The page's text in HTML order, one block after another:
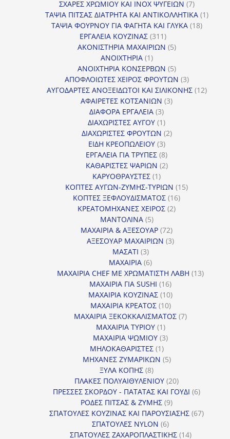
προϊόντα
ΣΧΑΡΕΣ ΧΡΩΜΙΟΥ ΚΑΙ INOX ΨΥΓΕΙΩΝ 77
προϊόντα
ΤΑΨΙΑ ΠΙΤΣΑΣ ΔΙΑΤΡΗΤΑ ΚΑΙ ΑΝΤΙΚΟΛΛΗΤΙΚΑ 11
ΤΑΨΙΑ ΦΟΥΡΝΟΥ ΓΙΑ ΦΑΓΗΤΑ ΚΑΙ ΓΛΥΚΑ 1818
ΕΡΓΑΛΕΙΑ ΚΟΥΖΙΝΑΣ 311311
προϊόντα
ΑΚΟΝΙΣΤΗΡΙΑ ΜΑΧΑΙΡΙΩΝ 55
ΑΝΟΙΧΤΗΡΙΑ 11
προϊόν
ΑΝΟΙΧΤΗΡΙΑ ΚΟΝΣΕΡΒΩΝ 55
προϊόντα
ΑΠΟΦΛΟΙΩΤΕΣ ΧΕΙΡΟΣ ΦΡΟΥΤΩΝ 33
προϊόντα
ΑΥΓΟΔΑΡΤΕΣ ΑΝΟΞΕΙΔΩΤΟΙ ΚΑΙ ΣΙΛΙΚΟΝΗΣ 1212
ΑΦΑΙΡΕΤΕΣ ΚΟΤΣΑΝΙΩΝ 33
ΔΙΑΦΟΡΑ ΕΡΓΑΛΕΙΑ 33
προϊόντα
ΔΙΑΧΩΡΙΣΤΕΣ ΑΥΓΟΥ 11
προϊόν
ΔΙΑΧΩΡΙΣΤΕΣ ΦΡΟΥΤΩΝ 22
ΕΙΔΗ ΚΡΕΟΠΩΛΕΙΟΥ 33
προϊόντα
ΕΡΓΑΛΕΙΑ ΓΙΑ ΤΡΥΠΕΣ 88
προϊόντα
ΚΑΘΑΡΙΣΤΕΣ ΨΑΡΙΩΝ 22
ΚΑΡΥΟΘΡΑΥΣΤΕΣ 11
προϊόν
ΚΟΠΤΕΣ ΑΥΓΩΝ-ΖΥΜΗΣ-ΤΥΡΙΩΝ 1515
ΚΟΠΤΕΣ ΞΕΦΛΟΥΔΙΣΜΑΤΟΣ 1616
ΚΡΕΑΤΟΜΗΧΑΝΕΣ ΧΕΙΡΟΣ 22
ΜΑΝΤΟΛΙΝΑ 55
προϊόντα
ΜΑΧΑΙΡΙΑ & ΑΞΕΣΟΥΑΡ 7272
προϊόντα
ΑΞΕΣΟΥΑΡ ΜΑΧΑΙΡΙΩΝ 33
ΜΑΣΑΤΙ 33
προϊόντα
ΜΑΧΑΙΡΙΑ 66
προϊόντα
ΜΑΧΑΙΡΙΑ CHEF ΜΕ ΧΡΩΜΑΤΙΣΤΗ ΛΑΒΗ 1313
ΜΑΧΑΙΡΙΑ ΓΙΑ SUSHI 1616
προϊόντα
ΜΑΧΑΙΡΙΑ ΚΟΥΖΙΝΑΣ 1010
προϊόντα
ΜΑΧΑΙΡΙΑ ΚΡΕΑΤΟΣ 1010
προϊόντα
ΜΑΧΑΙΡΙΑ ΞΕΚΟΚΚΑΛΙΣΜΑΤΟΣ 77
ΜΑΧΑΙΡΙΑ ΤΥΡΙΟΥ 11
προϊόν
ΜΑΧΑΙΡΙΑ ΨΩΜΙΟΥ 33
ΜΗΛΟΚΑΘΑΡΙΣΤΕΣ 11
προϊόν
ΜΗΧΑΝΕΣ ΖΥΜΑΡΙΚΩΝ 55
ΞΥΛΑ ΚΟΠΗΣ 88
προϊόντα
ΠΛΑΚΕΣ ΠΟΛΥΑΙΘΥΛΕΝΙΟΥ 2020
προϊόντα
ΠΡΕΣΣΕΣ ΣΚΟΡΔΟΥ - ΠΑΤΑΤΑΣ ΚΑΙ ΓΟΥΔΙ 66
ΡΟΔΕΣ ΠΙΤΣΑΣ & ΖΥΜΗΣ 99
προϊόντα
ΣΠΑΤΟΥΛΕΣ ΚΟΥΖΙΝΑΣ ΚΑΙ ΠΑΡΟΥΣΙΑΣΗΣ 6767
ΣΠΑΤΟΥΛΕΣ NYLON 66
προϊόντα
ΣΠΑΤΟΥΛΕΣ ΖΑΧΑΡΟΠΛΑΣΤΙΚΗΣ 1414